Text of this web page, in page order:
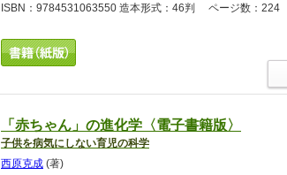
ISBN：9784531063550 造本形式：46判 ページ数：
「赤ちゃん」の進化学〈電子書籍版〉
子供を病気にしない育児の科学
西原克成 (著)